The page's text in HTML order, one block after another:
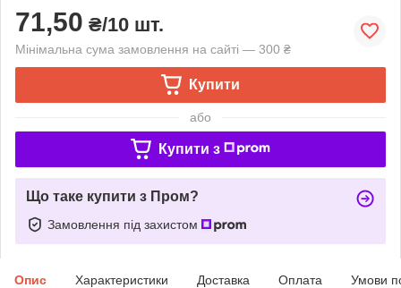
71,50 ₴/10 шт.
Мінімальна сума замовлення на сайті — 300 ₴
Купити
або
Купити з
Що таке купити з Пром?
Замовлення під захистом
Опис Характеристики Доставка Оплата Умови